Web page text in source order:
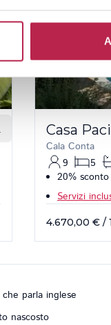
Casa
Cala Conta
9
5
20%
Servizi
4.670,00 € /
che parla inglese
nascosto